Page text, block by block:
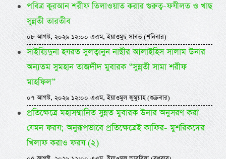
পবিত্র কুরআন শরীফ তিলাওয়াত করার গুরুত্ব-ফযীলত ও খাছ
সুন্নতী তারতীব
০৮ আগস্ট, ২০২৬ ১২:০০ এএম, ইয়াওমুছ সাবত (শনিবার)
সাইয়্যিদুনা হযরত সুলত্বানুন নাছীর আলাইহিস সালাম উনার
অন্যতম সুমহান তাজদীদ মুবারক “সুন্নতী সামা শরীফ
মাহফিল”
০৭ আগস্ট, ২০২৬ ১২:০০ এএম, ইয়াওমুল জুমুয়াহ (শুক্রবার)
প্রতিক্ষেত্রে মহাসম্মানিত সুন্নত মুবারক উনার অনুসরণ করা
যেমন ফরয; অনুরূপভাবে প্রতিক্ষেত্রেই কাফির- মুশরিকদের
খিলাফ করাও ফরয (২)